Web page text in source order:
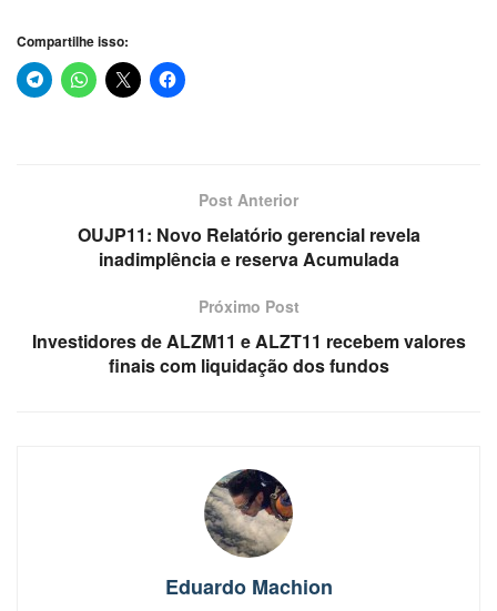
Compartilhe isso:
Post Anterior
OUJP11: Novo Relatório gerencial revela
inadimplência e reserva Acumulada
Próximo Post
Investidores de ALZM11 e ALZT11 recebem valores
finais com liquidação dos fundos
Eduardo Machion